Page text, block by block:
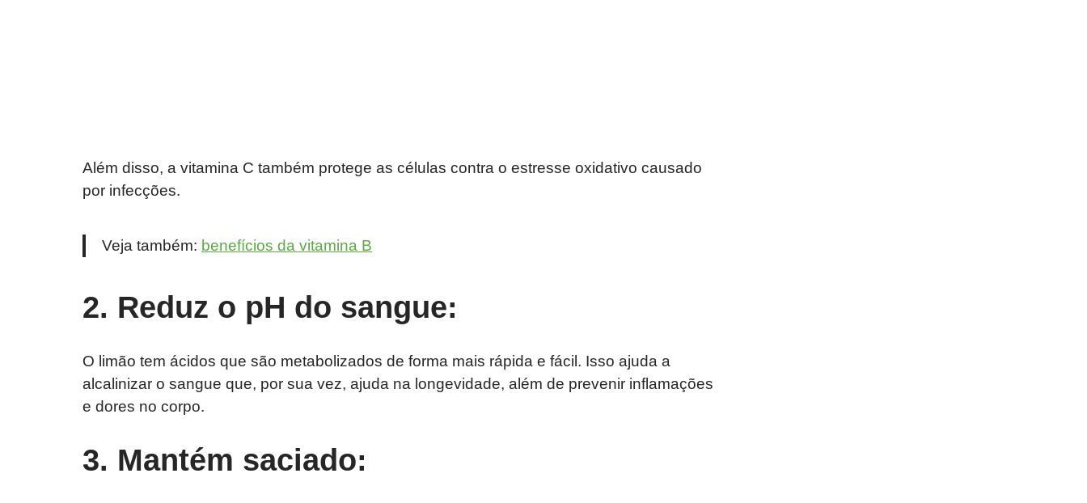
Além disso, a vitamina C também protege as células contra o estresse oxidativo causado
por infecções.
Veja também: benefícios da vitamina B
2. Reduz o pH do sangue:
O limão tem ácidos que são metabolizados de forma mais rápida e fácil. Isso ajuda a
alcalinizar o sangue que, por sua vez, ajuda na longevidade, além de prevenir inflamações
e dores no corpo.
3. Mantém saciado: